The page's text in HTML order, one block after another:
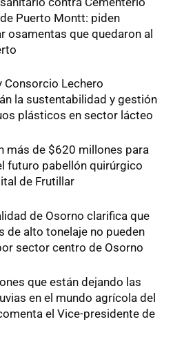
Puerto Montt: piden
osamentas que quedaron al
Consorcio Lechero
la sustentabilidad y gestión
plásticos en sector lácteo
más de $620 millones para
futuro pabellón quirúrgico
de Frutillar
de Osorno clarifica que
de alto tonelaje no pueden
sector centro de Osorno
que están dejando las
en el mundo agrícola del
el Vice-presidente de